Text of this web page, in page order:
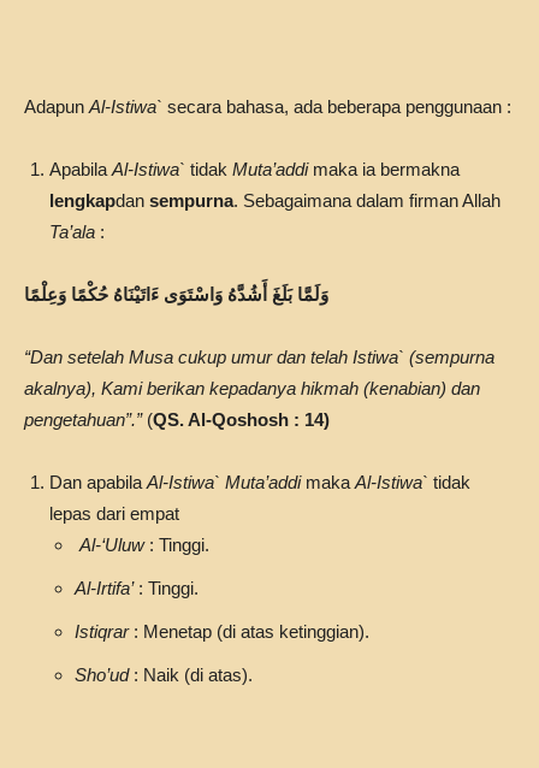
Adapun Al-Istiwa` secara bahasa, ada beberapa penggunaan :
Apabila Al-Istiwa` tidak Muta’addimaka ia bermakna
lengkapdan sempurna. Sebagaimana dalam firman Allah
Ta’ala :
وَلَمَّا بَلَغَ أَشُدَّهُ وَاسْتَوَى ءَاتَيْنَاهُ حُكْمًا وَعِلْمًا
“Dan setelah Musa cukup umur dan telah Istiwa` (sempurna
akalnya), Kami berikan kepadanya hikmah (kenabian) dan
pengetahuan”.”(QS. Al-Qoshosh : 14)
Dan apabila Al-Istiwa` Muta’addi maka Al-Istiwa` tidak
lepas dari empat
Al-‘Uluw : Tinggi.
Al-Irtifa’: Tinggi.
Istiqrar : Menetap (di atas ketinggian).
Sho’ud : Naik (di atas).